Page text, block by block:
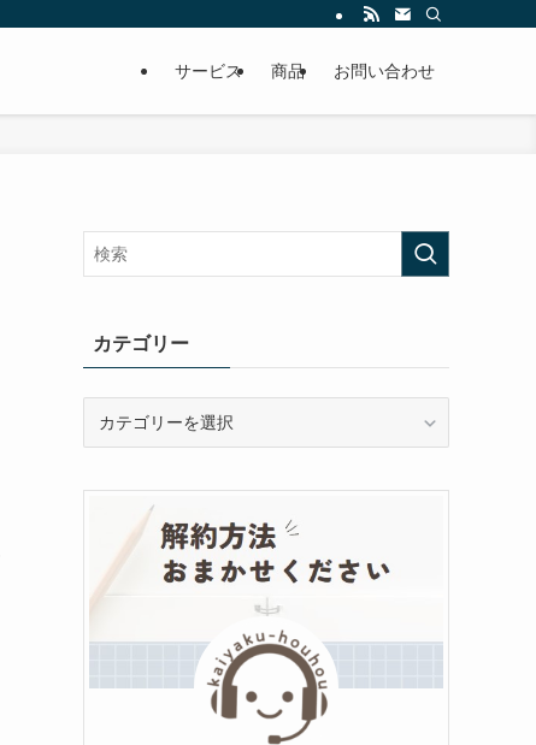
サービス 商品 お問い合わせ
カテゴリー
リ